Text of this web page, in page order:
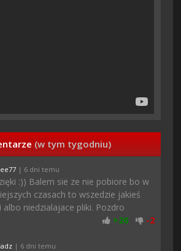
(w tym tygodniu)
| 6 dni temu
:)) Balem sie ze nie pobiore bo w
czasach to wszedzie jakieś
albo niedzialajace pliki. Pozdro
+26 -2
| 6 dni temu